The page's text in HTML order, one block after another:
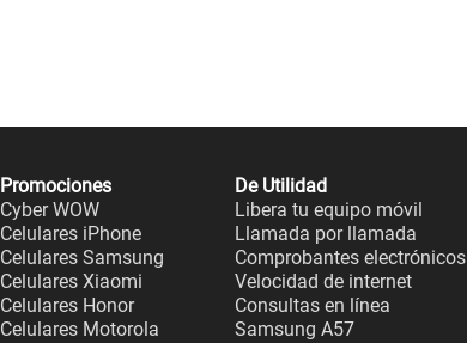
Promociones
Cyber WOW
Celulares iPhone
Celulares Samsung
Celulares Xiaomi
Celulares Honor
Celulares Motorola
De Utilidad
Libera tu equipo móvil
Llamada por llamada
Comprobantes electrónicos
Velocidad de internet
Consultas en línea
Samsung A57